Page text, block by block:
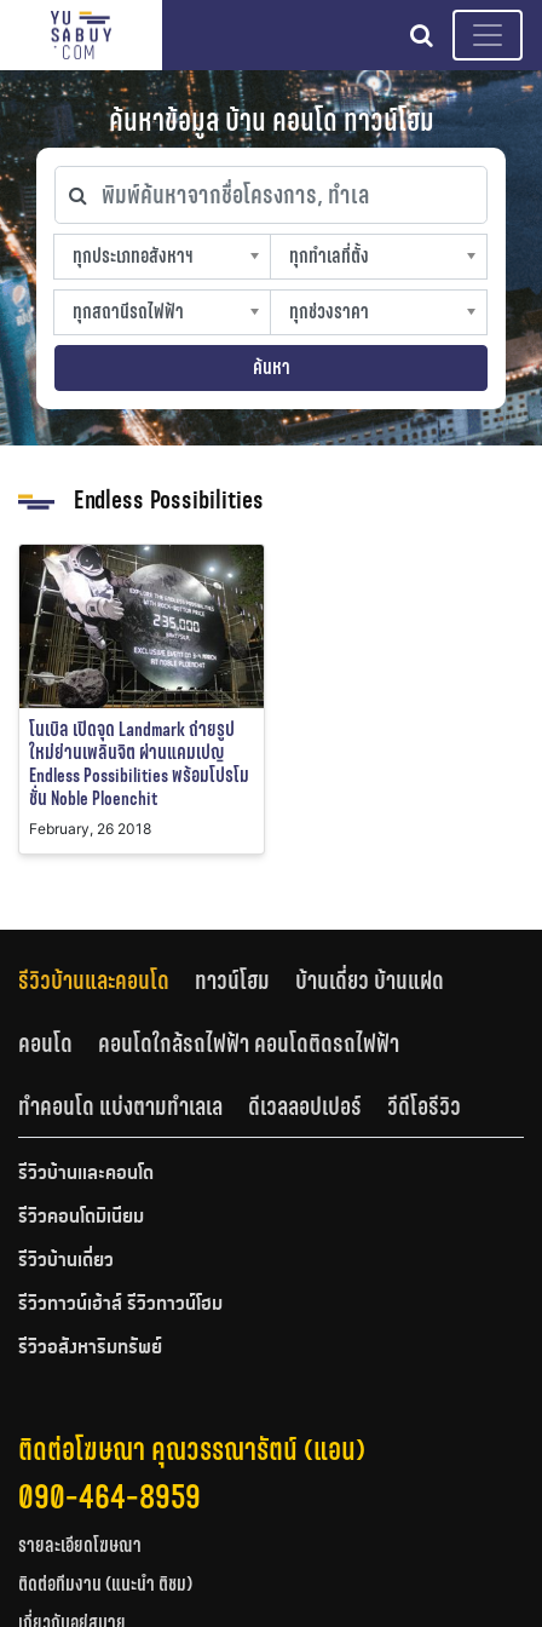
search
ค้นหาข้อมูล บ้าน คอนโด ทาวน์โฮม
พิมพ์ค้นหาจากชื่อโครงการ, ทำเล
ทุกประเภทอสังหาฯ
ทุกประเภทอสังหาฯ
sproperty
ทุกทำเลที่ตั้ง
ทุกทำเลที่ตั้ง
slocation
ทุกสถานีรถไฟฟ้า
ทุกสถานีรถไฟฟ้า
strain-station
ทุกช่วงราคา
ทุกช่วงราคา
sprice
ค้นหา
Endless Possibilities
โนเบิล เปิดจุด Landmark ถ่ายรูป
ใหม่ย่านเพลินจิต ผ่านแคมเปญ
Endless Possibilities พร้อมโปรโม
ชั่น Noble Ploenchit
February, 26 2018
รีวิวบ้านและคอนโด ทาวน์โฮม
บ้านเดี่ยว บ้านแฝด
คอนโด
คอนโดใกล้รถไฟฟ้า คอนโดติดรถไฟฟ้า
ทำคอนโด แบ่งตามทำเลเล
ดีเวลลอปเปอร์ วีดีโอรีวิว
รีวิวบ้านและคอนโด
รีวิวคอนโดมิเนียม
รีวิวบ้านเดี่ยว
รีวิวทาวน์เฮ้าส์ รีวิวทาวน์โฮม
รีวิวอสังหาริมทรัพย์
ติดต่อโฆษณา คุณวรรณารัตน์ (แอน)
090-464-8959
รายละเอียดโฆษณา
ติดต่อทีมงาน (แนะนำ ติชม)